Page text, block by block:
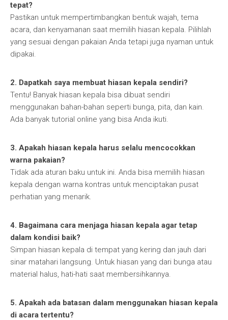
tepat?
Pastikan untuk mempertimbangkan bentuk wajah, tema
acara, dan kenyamanan saat memilih hiasan kepala. Pilihlah
yang sesuai dengan pakaian Anda tetapi juga nyaman untuk
dipakai.
2. Dapatkah saya membuat hiasan kepala sendiri?
Tentu! Banyak hiasan kepala bisa dibuat sendiri
menggunakan bahan-bahan seperti bunga, pita, dan kain.
Ada banyak tutorial online yang bisa Anda ikuti.
3. Apakah hiasan kepala harus selalu mencocokkan
warna pakaian?
Tidak ada aturan baku untuk ini. Anda bisa memilih hiasan
kepala dengan warna kontras untuk menciptakan pusat
perhatian yang menarik.
4. Bagaimana cara menjaga hiasan kepala agar tetap
dalam kondisi baik?
Simpan hiasan kepala di tempat yang kering dan jauh dari
sinar matahari langsung. Untuk hiasan yang dari bunga atau
material halus, hati-hati saat membersihkannya.
5. Apakah ada batasan dalam menggunakan hiasan kepala
di acara tertentu?